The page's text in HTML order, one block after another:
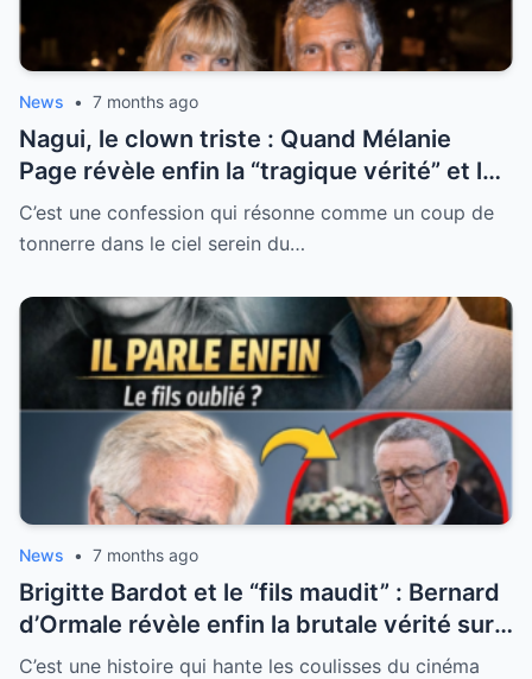
News • 7 months ago
Nagui, le clown triste : Quand Mélanie
Page révèle enfin la “tragique vérité” et les
blessures secrètes de l’animateur préféré
des Français
C’est une confession qui résonne comme un coup de
tonnerre dans le ciel serein du…
News • 7 months ago
Brigitte Bardot et le “fils maudit” : Bernard
d’Ormale révèle enfin la brutale vérité sur
une maternité sacrifiée
C’est une histoire qui hante les coulisses du cinéma